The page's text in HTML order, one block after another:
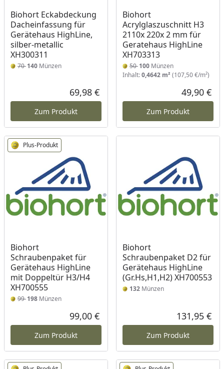
Biohort Eckabdeckung
Dacheinfassung für
Gerätehaus HighLine,
silber-metallic
XH300311
70140 Münzen
Aktueller Preis
69,98 €
Zum Produkt
Biohort
Acrylglaszuschnitt H3
2110x 220x 2 mm für
Geratehaus HighLine
XH703313
50100Münzen
Inhalt:0,4642 m² (107,50 €/m²)
49,90 €
Zum Produkt
Plus-Produkt
Biohort
Schraubenpaket für
Gerätehaus HighLine
mit Doppeltür H3/H4
XH700555
99198 Münzen
Aktueller Preis
99,00 €
Zum Produkt
Biohort
Schraubenpaket D2 für
Gerätehaus HighLine
(Gr.Hs,H1,H2) XH700553
132Münzen
131,95 €
Zum Produkt